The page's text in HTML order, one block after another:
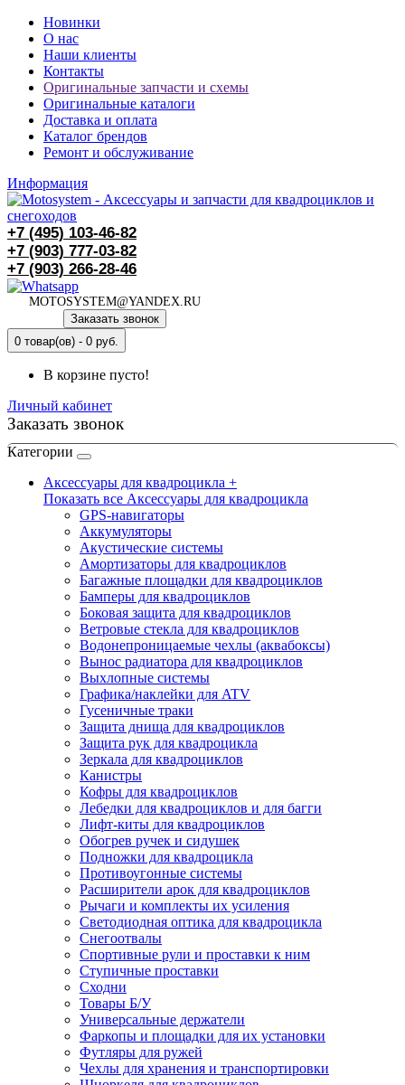
Новинки
О нас
Наши клиенты
Контакты
Оригинальные запчасти и схемы
Оригинальные каталоги
Доставка и оплата
Каталог брендов
Ремонт и обслуживание
Информация
+7 (495) 103-46-82
+7 (903) 777-03-82
+7 (903) 266-28-46
MOTOSYSTEM@YANDEX.RU
Заказать звонок
0 товар(ов) - 0 руб.
В корзине пусто!
Личный кабинет
Заказать звонок
Категории
Аксессуары для квадроцикла +
Показать все Аксессуары для квадроцикла
GPS-навигаторы
Аккумуляторы
Акустические системы
Амортизаторы для квадроциклов
Багажные площадки для квадроциклов
Бамперы для квадроциклов
Боковая защита для квадроциклов
Ветровые стекла для квадроциклов
Водонепроницаемые чехлы (аквабоксы)
Вынос радиатора для квадроциклов
Выхлопные системы
Графика/наклейки для ATV
Гусеничные траки
Защита днища для квадроциклов
Защита рук для квадроцикла
Зеркала для квадроциклов
Канистры
Кофры для квадроциклов
Лебедки для квадроциклов и для багги
Лифт-киты для квадроциклов
Обогрев ручек и сидушек
Подножки для квадроцикла
Противоугонные системы
Расширители арок для квадроциклов
Рычаги и комплекты их усиления
Светодиодная оптика для квадроцикла
Снегоотвалы
Спортивные рули и проставки к ним
Ступичные проставки
Сходни
Товары Б/У
Универсальные держатели
Фаркопы и площадки для их установки
Футляры для ружей
Чехлы для хранения и транспортировки